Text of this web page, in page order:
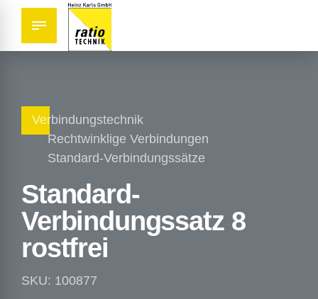
Verbindungstechnik
Rechtwinklige Verbindungen
Standard-Verbindungssätze
Standard-
Verbindungssatz 8
rostfrei
SKU: 100877